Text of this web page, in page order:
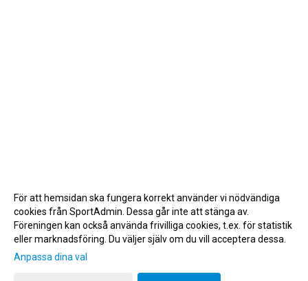
Gå till Webbversion
För att hemsidan ska fungera korrekt använder vi nödvändiga
cookies från SportAdmin. Dessa går inte att stänga av.
Föreningen kan också använda frivilliga cookies, t.ex. för statistik
eller marknadsföring. Du väljer själv om du vill acceptera dessa.
Anpassa dina val